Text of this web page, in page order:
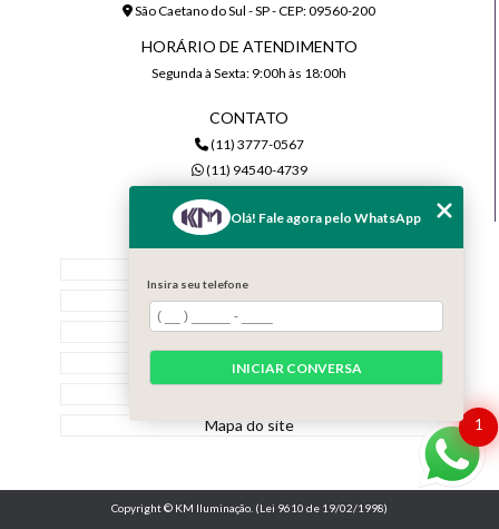
São Caetano do Sul - SP - CEP: 09560-200
HORÁRIO DE ATENDIMENTO
Segunda à Sexta: 9:00h às 18:00h
CONTATO
(11) 3777-0567
(11) 94540-4739
Quem Somos
Serviços
Contato
Mapa do site
Copyright © KM Iluminação. (Lei 9610 de 19/02/1998)
1
Olá! Fale agora pelo WhatsApp
Insira seu telefone
INICIAR CONVERSA